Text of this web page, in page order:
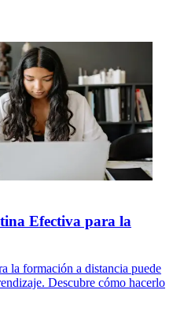
Efectiva para la
la formación a distancia puede
Descubre cómo hacerlo